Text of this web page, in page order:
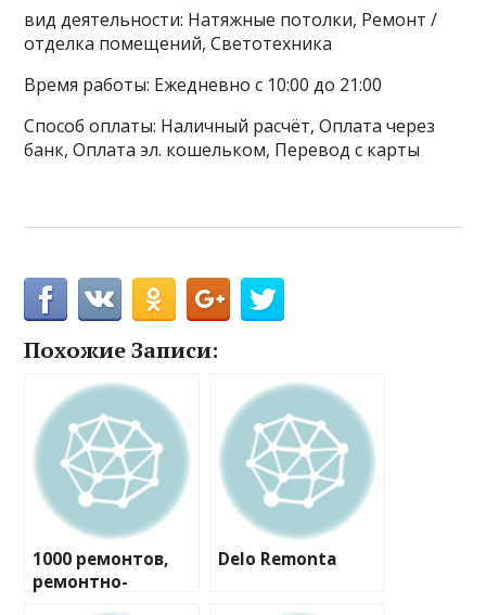
вид деятельности: Натяжные потолки, Ремонт /
отделка помещений, Светотехника
Время работы: Ежедневно с 10:00 до 21:00
Способ оплаты: Наличный расчёт, Оплата через
банк, Оплата эл. кошельком, Перевод с карты
Похожие Записи:
1000 ремонтов,
ремонтно-
Delo Remonta